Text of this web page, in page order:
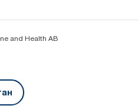
and Health AB